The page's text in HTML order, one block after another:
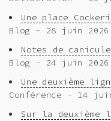
Une place
Blog - 28 juin 2026
Notes de
Blog - 24 juin 2026
Une deuxième
Conférence - 14
Sur la deuxième